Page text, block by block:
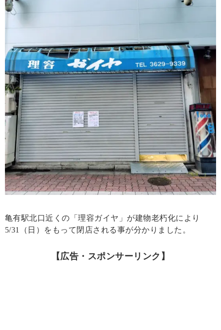
亀有駅北口近くの「理容ガイヤ」が建物老朽化により
5/31（日）をもって閉店される事が分かりました。
【広告・スポンサーリンク】